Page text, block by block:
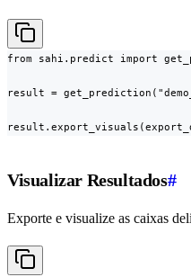
from sahi.predict import
result =
Visualizar Resultados#
Exporte e visualize as caixas